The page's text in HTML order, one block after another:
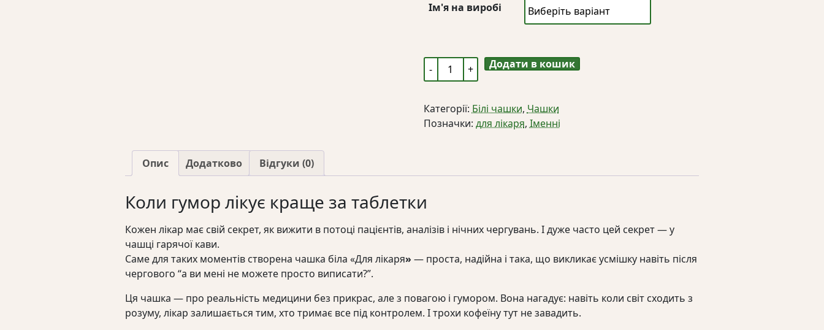
Ім'я на виробі
Чашка
біла
лікаря»
кількість
Додати в кошик
Категорії: Білі чашки, Чашки
Позначки: для лікаря, Іменні
Опис Додатково Відгуки (0)
Коли гумор лікує краще за таблетки
Кожен лікар має свій секрет, як вижити в потоці пацієнтів, аналізів і нічних чергувань. І дуже часто цей секрет — у
чашці гарячої кави.
Саме для таких моментів створена чашка біла «Для лікаря» — проста, надійна і така, що викликає усмішку навіть після
чергового “а ви мені не можете просто виписати?”.
Ця чашка — про реальність медицини без прикрас, але з повагою і гумором. Вона нагадує: навіть коли світ сходить з
розуму, лікар залишається тим, хто тримає все під контролем. І трохи кофеїну тут не завадить.